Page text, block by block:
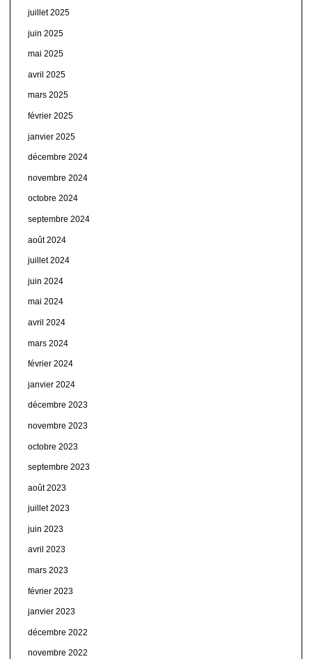
juillet 2025
juin 2025
mai 2025
avril 2025
mars 2025
février 2025
janvier 2025
décembre 2024
novembre 2024
octobre 2024
septembre 2024
août 2024
juillet 2024
juin 2024
mai 2024
avril 2024
mars 2024
février 2024
janvier 2024
décembre 2023
novembre 2023
octobre 2023
septembre 2023
août 2023
juillet 2023
juin 2023
avril 2023
mars 2023
février 2023
janvier 2023
décembre 2022
novembre 2022